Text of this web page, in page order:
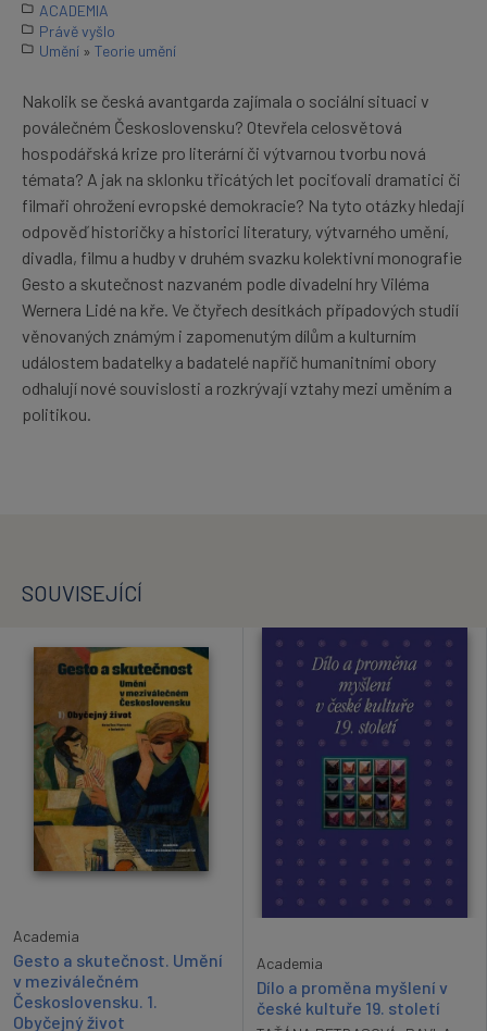
ACADEMIA
Právě vyšlo
Umění » Teorie umění
Nakolik se česká avantgarda zajímala o sociální situaci v
poválečném Československu? Otevřela celosvětová
hospodářská krize pro literární či výtvarnou tvorbu nová
témata? A jak na sklonku třicátých let pociťovali dramatici či
filmaři ohrožení evropské demokracie? Na tyto otázky hledají
odpověď historičky a historici literatury, výtvarného umění,
divadla, filmu a hudby v druhém svazku kolektivní monografie
Gesto a skutečnost nazvaném podle divadelní hry Viléma
Wernera Lidé na kře. Ve čtyřech desítkách případových studií
věnovaných známým i zapomenutým dílům a kulturním
událostem badatelky a badatelé napříč humanitními obory
odhalují nové souvislosti a rozkrývají vztahy mezi uměním a
politikou.
SOUVISEJÍCÍ
Academia
Gesto a skutečnost. Umění
v meziválečném
Československu. 1.
Obyčejný život
Academia
Dílo a proměna myšlení v
české kultuře 19. století